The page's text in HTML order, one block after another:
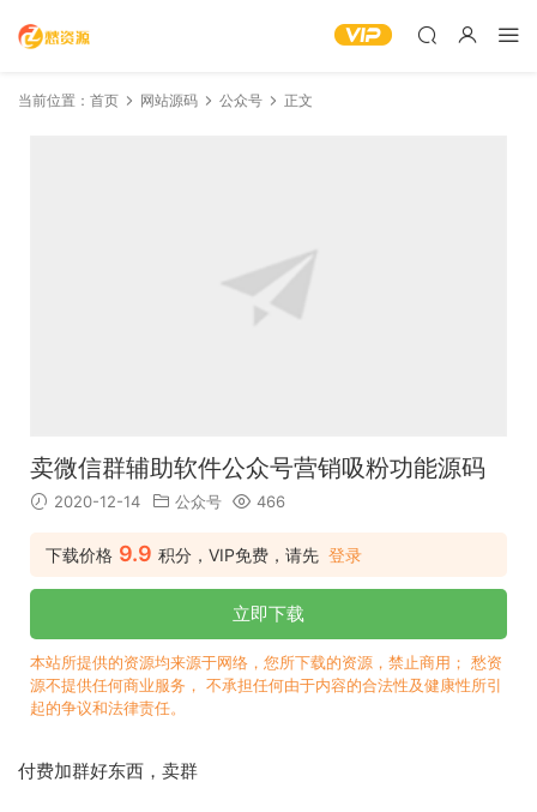
当前位置： 首页 网站源码 公众号 正文
卖微信群辅助软件公众号营销吸粉功能源码
2020-12-14 公众号 466
下载价格 9.9 积分，VIP免费，请先 登录
立即下载
本站所提供的资源均来源于网络，您所下载的资源，禁止商用； 愁资
源不提供任何商业服务， 不承担任何由于内容的合法性及健康性所引
起的争议和法律责任。
付费加群好东西，卖群